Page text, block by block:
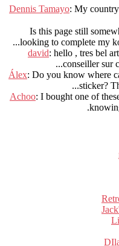
Dennis Tamayo: My
Is this page still
looking to complete my
.
david: hello , tres bel
conseiller sur
.
Álex: Do you know where
sticker?
Achoo: I bought one of